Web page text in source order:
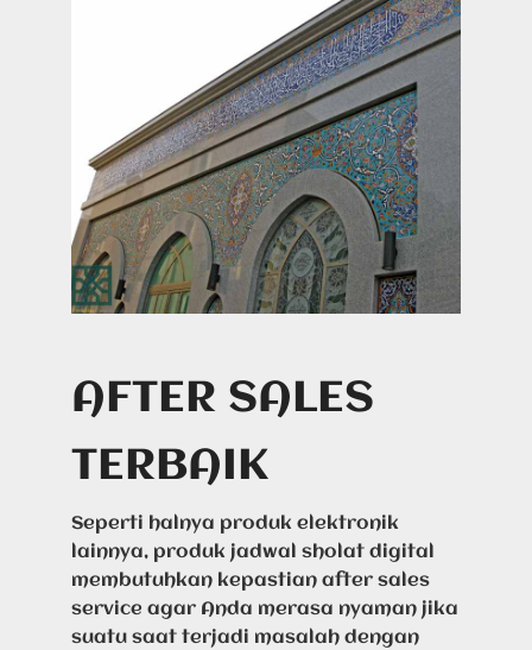
AFTER SALES
TERBAIK
Seperti halnya produk elektronik
lainnya, produk jadwal sholat digital
membutuhkan kepastian after sales
service agar Anda merasa nyaman jika
suatu saat terjadi masalah dengan